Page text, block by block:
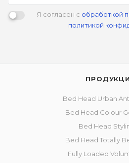
Я согласен с обработкой
политикой
Bed Head Urban
Bed Head Colour
Bed Head
Bed Head Totally
Fully Loaded